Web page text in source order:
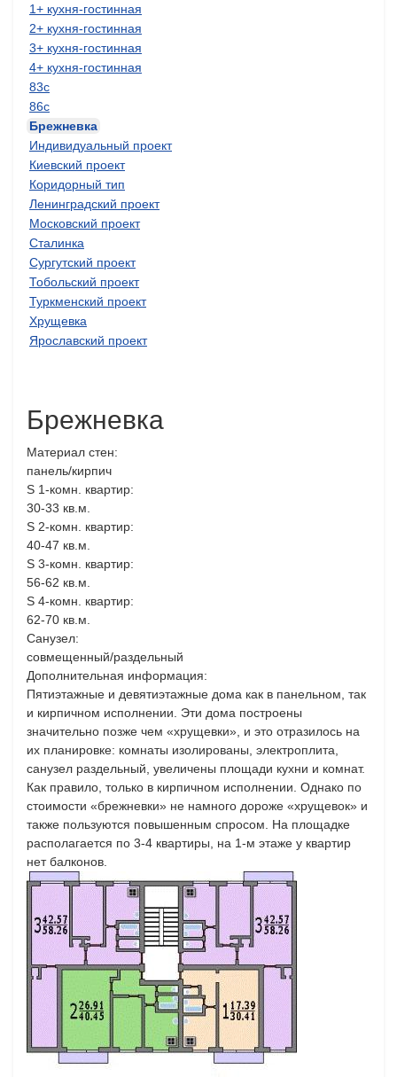
1+ кухня-гостинная
2+ кухня-гостинная
3+ кухня-гостинная
4+ кухня-гостинная
83с
86с
Брежневка
Индивидуальный проект
Киевский проект
Коридорный тип
Ленинградский проект
Московский проект
Сталинка
Сургутский проект
Тобольский проект
Туркменский проект
Хрущевка
Ярославский проект
Брежневка
Материал стен:
панель/кирпич
S 1-комн. квартир:
30-33 кв.м.
S 2-комн. квартир:
40-47 кв.м.
S 3-комн. квартир:
56-62 кв.м.
S 4-комн. квартир:
62-70 кв.м.
Санузел:
совмещенный/раздельный
Дополнительная информация:
Пятиэтажные и девятиэтажные дома как в панельном, так
и кирпичном исполнении. Эти дома построены
значительно позже чем «хрущевки», и это отразилось на
их планировке: комнаты изолированы, электроплита,
санузел раздельный, увеличены площади кухни и комнат.
Как правило, только в кирпичном исполнении. Однако по
стоимости «брежневки» не намного дороже «хрущевок» и
также пользуются повышенным спросом. На площадке
располагается по 3-4 квартиры, на 1-м этаже у квартир
нет балконов.